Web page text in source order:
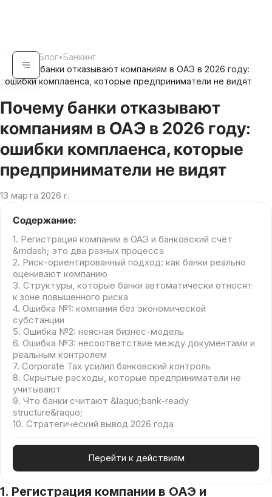
Главная •Блог•Банкинг
Почему банки отказывают компаниям в ОАЭ в 2026 году:
ошибки комплаенса, которые предприниматели не видят
Почему банки отказывают
компаниям в ОАЭ в 2026 году:
ошибки комплаенса, которые
предприниматели не видят
13 марта 2026 г.
1. Регистрация компании в ОАЭ и
Содержание:
1. Регистрация компании в ОАЭ и банковский счёт
&mdash; это два разных процесса
2. Риск-ориентированный подход: как банки реально
оценивают компанию
3. Структуры, которые банки автоматически относят
к зоне повышенного риска
4. Ошибка №1: компания без экономической
субстанции
5. Ошибка №2: неясная бизнес-модель
6. Ошибка №3: несоответствие между документами и
реальным контролем
7. Corporate Tax усилил банковский контроль
8. Скрытые расходы, которые предприниматели не
учитывают
9. Что банки считают &laquo;bank-ready
structure&raquo;
10. Стратегический вывод 2026 года
Перейти к действиям